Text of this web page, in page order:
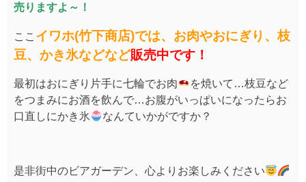
売りますよ～！
ここ イワホ(竹下商店)では、お肉やおにぎり、枝
豆、かき氷などなど販売中です！
最初はおにぎり片手に七輪でお肉
を焼いて…枝豆など
をつまみにお酒を飲んで…お腹がいっぱいになったらお
口直しにかき氷
なんていかがですか？
是非街中のビアガーデン、心よりお楽しみください